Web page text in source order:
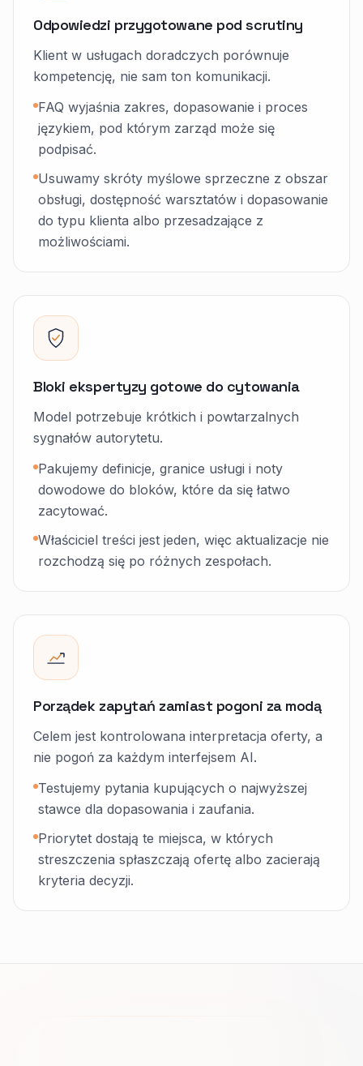
Odpowiedzi przygotowane pod scrutiny
Klient w usługach doradczych porównuje
kompetencję, nie sam ton komunikacji.
FAQ wyjaśnia zakres, dopasowanie i proces
językiem, pod którym zarząd może się
podpisać.
Usuwamy skróty myślowe sprzeczne z obszar
obsługi, dostępność warsztatów i dopasowanie
do typu klienta albo przesadzające z
możliwościami.
Bloki ekspertyzy gotowe do cytowania
Model potrzebuje krótkich i powtarzalnych
sygnałów autorytetu.
Pakujemy definicje, granice usługi i noty
dowodowe do bloków, które da się łatwo
zacytować.
Właściciel treści jest jeden, więc aktualizacje nie
rozchodzą się po różnych zespołach.
Porządek zapytań zamiast pogoni za modą
Celem jest kontrolowana interpretacja oferty, a
nie pogoń za każdym interfejsem AI.
Testujemy pytania kupujących o najwyższej
stawce dla dopasowania i zaufania.
Priorytet dostają te miejsca, w których
streszczenia spłaszczają ofertę albo zacierają
kryteria decyzji.